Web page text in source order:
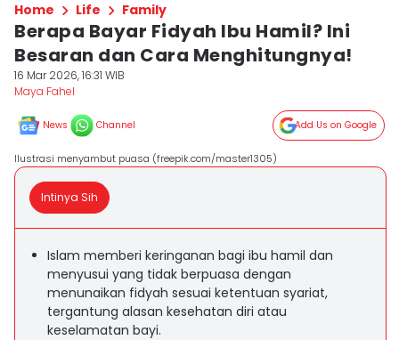
Home Life Family
Berapa Bayar Fidyah Ibu Hamil? Ini
Besaran dan Cara Menghitungnya!
16 Mar 2026, 16:31 WIB
Maya Fahel
News Channel Add Us on Google
Ilustrasi menyambut puasa (freepik.com/master1305)
Intinya Sih
Islam memberi keringanan bagi ibu hamil dan
menyusui yang tidak berpuasa dengan
menunaikan fidyah sesuai ketentuan syariat,
tergantung alasan kesehatan diri atau
keselamatan bayi.